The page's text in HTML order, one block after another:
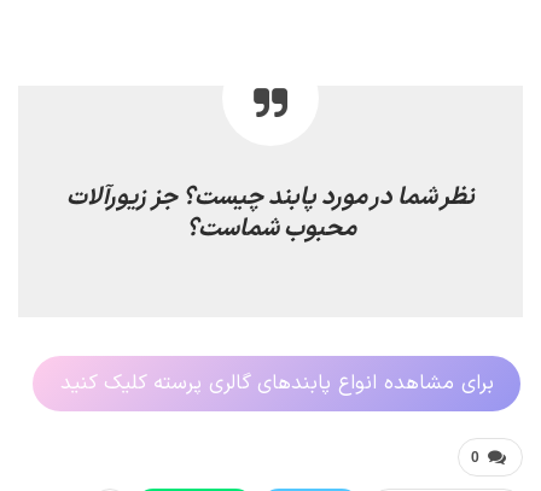
نظر شما در مورد پابند چیست؟ جز زیورآلات
محبوب شماست؟
برای مشاهده انواع پابندهای گالری پرسته کلیک کنید
0